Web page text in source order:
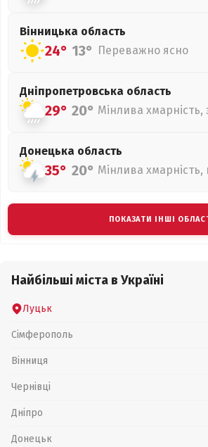
Вінницька область
24° 13° Переважно ясно
Дніпропетровська область
29° 20° Мінлива хмарність,
Донецька область
35° 20° Мінлива хмарність,
ПОКАЗАТИ ІНШІ
Найбільші міста в Україні
Луцьк
Сімферополь
Вінниця
Чернівці
Дніпро
Донецьк